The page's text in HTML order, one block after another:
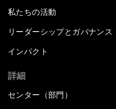
私たちの活動
リーダーシップとガバナンス
インパクト
詳細
センター（部門）